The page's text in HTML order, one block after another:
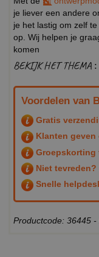
je liever een andere
je het lastig om zelf
op. Wij helpen je
komen
BEKIJK HET THEMA :
Voordelen van
Gratis
Klanten geven
Groepskorting
Niet
Snelle
Productcode: 36445 -